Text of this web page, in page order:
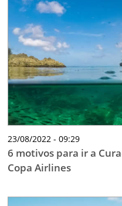
23/08/2022 - 09:29
6 motivos para ir a
Copa Airlines